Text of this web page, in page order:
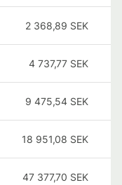
2 368,89 SEK
4 737,77 SEK
9 475,54 SEK
18 951,08 SEK
47 377,70 SEK